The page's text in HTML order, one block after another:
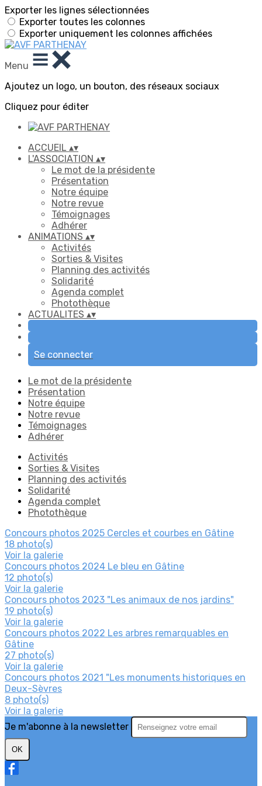
Exporter les lignes sélectionnées
Exporter toutes les colonnes
Exporter uniquement les colonnes affichées
Menu
Ajoutez un logo, un bouton, des réseaux sociaux
Cliquez pour éditer
ACCUEIL ▴▾
L'ASSOCIATION ▴▾
Le mot de la présidente
Présentation
Notre équipe
Notre revue
Témoignages
Adhérer
ANIMATIONS ▴▾
Activités
Sorties & Visites
Planning des activités
Solidarité
Agenda complet
Photothèque
ACTUALITES ▴▾
Se connecter
Le mot de la présidente
Présentation
Notre équipe
Notre revue
Témoignages
Adhérer
Activités
Sorties & Visites
Planning des activités
Solidarité
Agenda complet
Photothèque
Concours photos 2025 Cercles et courbes en Gâtine
18 photo(s)
Voir la galerie
Concours photos 2024 Le bleu en Gâtine
12 photo(s)
Voir la galerie
Concours photos 2023 "Les animaux de nos jardins"
19 photo(s)
Voir la galerie
Concours photos 2022 Les arbres remarquables en
Gâtine
27 photo(s)
Voir la galerie
Concours photos 2021 "Les monuments historiques en
Deux-Sèvres
8 photo(s)
Voir la galerie
Je m'abonne à la newsletter
OK